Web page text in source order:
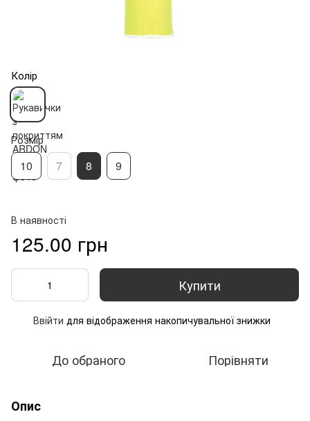
Колір
Розмір
10 7 8 9
В наявності
125.00 грн
Купити
Ввійти для відображення накопичувальної знижки
До обраного Порівняти
Опис